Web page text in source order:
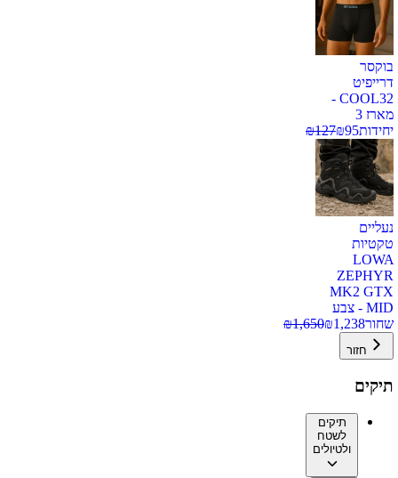
בוקסר
דרייפיט
COOL32 -
מארז 3
יחידות
₪95
₪127
נעליים
טקטיות
LOWA
ZEPHYR
MK2 GTX
MID - צבע
שחור
₪1,238
₪1,650
חזור
תיקים
תיקים
לשטח
ולטיולים